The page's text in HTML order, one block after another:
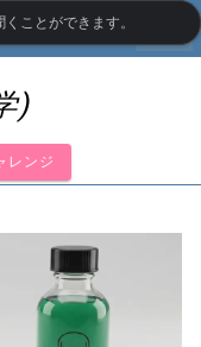
視覚語彙
)
チャレンジ
ことができます。